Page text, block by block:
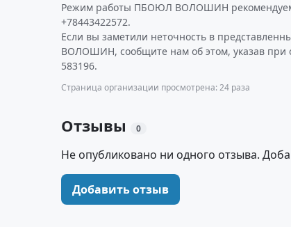
Режим работы ПБОЮЛ ВОЛОШИН рекомендуем
+78443422572.
Если вы заметили неточность в
ВОЛОШИН, сообщите нам об этом, указав
583196.
Страница организации просмотрена: 24 раза
Отзывы 0
Не опубликовано ни одного отзыва.
Добавить отзыв